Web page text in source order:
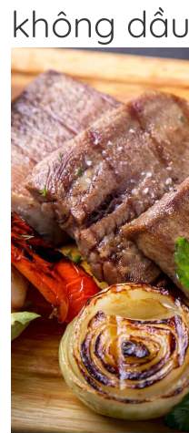
không dầu